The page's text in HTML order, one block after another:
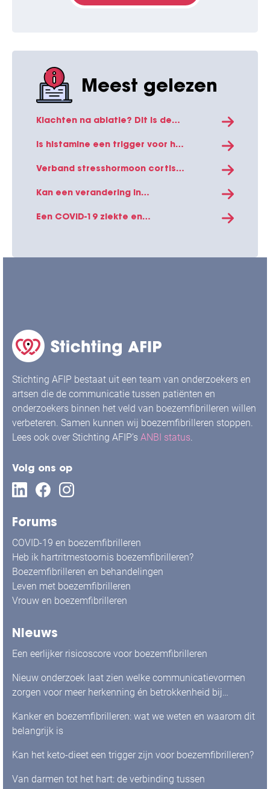
Meest gelezen
Klachten na ablatie? Dit is de
Is histamine een trigger voor het
Verband stresshormoon cortisol
Kan een verandering in
Een COVID-19 ziekte en
Stichting AFIP bestaat uit een team van onderzoekers en
artsen die de communicatie tussen patiënten en
onderzoekers binnen het veld van boezemfibrilleren willen
verbeteren. Samen kunnen wij boezemfibrilleren stoppen.
Lees ook over Stichting AFIP’s ANBI status.
Volg ons op
Forums
COVID-19 en boezemfibrilleren
Heb ik hartritmestoornis boezemfibrilleren?
Boezemfibrilleren en behandelingen
Leven met boezemfibrilleren
Vrouw en boezemfibrilleren
Nieuws
Een eerlijker risicoscore voor boezemfibrilleren
Nieuw onderzoek laat zien welke communicatievormen
zorgen voor meer herkenning én betrokkenheid bij
Kanker en boezemfibrilleren: wat we weten en waarom dit
belangrijk is
Kan het keto-dieet een trigger zijn voor boezemfibrilleren?
Van darmen tot het hart: de verbinding tussen